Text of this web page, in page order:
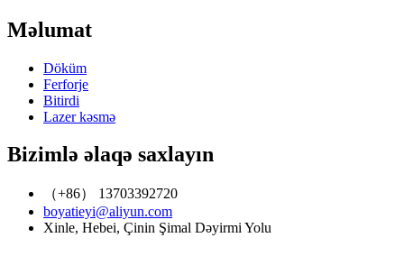
Məlumat
Döküm
Ferforje
Bitirdi
Lazer kəsmə
Bizimlə əlaqə saxlayın
（+86） 13703392720
boyatieyi@aliyun.com
Xinle, Hebei, Çinin Şimal Dəyirmi Yolu